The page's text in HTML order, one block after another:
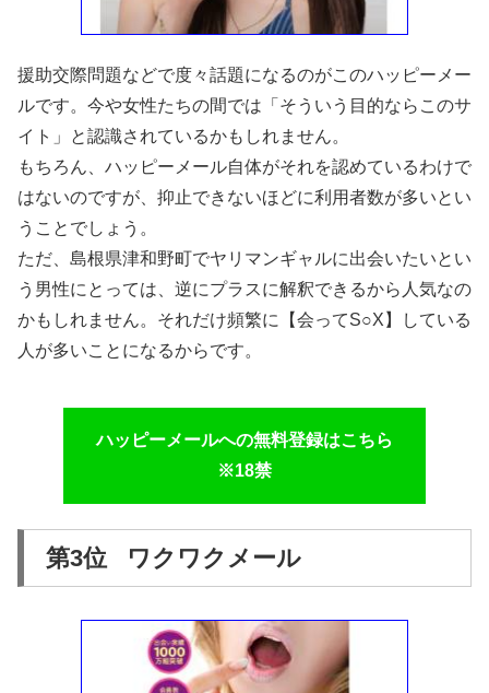
援助交際問題などで度々話題になるのがこのハッピーメー
ルです。今や女性たちの間では「そういう目的ならこのサ
イト」と認識されているかもしれません。
もちろん、ハッピーメール自体がそれを認めているわけで
はないのですが、抑止できないほどに利用者数が多いとい
うことでしょう。
ただ、島根県津和野町でヤリマンギャルに出会いたいとい
う男性にとっては、逆にプラスに解釈できるから人気なの
かもしれません。それだけ頻繁に【会ってS○X】している
人が多いことになるからです。
ハッピーメールへの無料登録はこちら
※18禁
第3位 ワクワクメール